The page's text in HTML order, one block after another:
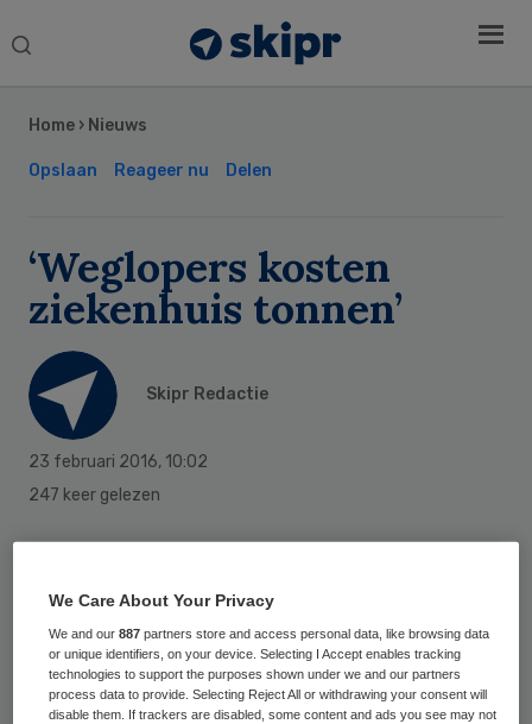
Search
Home › Nieuws
Opslaan Reageer nu Delen
‘Weglopers kosten
ziekenhuis tonnen’
Skipr Redactie
23 februari 2016, 10:02
247 keer gelezen
het ziekenhuis voordat ze zijn ontslagen.
Dat meldt BNR. De kosten voor de
ziekenhuizen bedragen volgens de
nieuwszender 10.000 euro per weggelopen
Sidebar
We Care About Your Privacy
We and our887 partners store and access personal data, like browsing data
or unique identifiers, on your device. Selecting I Accept enables tracking
technologies to support the purposes shown under we and our partners
process data to provide. Selecting Reject All or withdrawing your consent will
disable them. If trackers are disabled, some content and ads you see may not